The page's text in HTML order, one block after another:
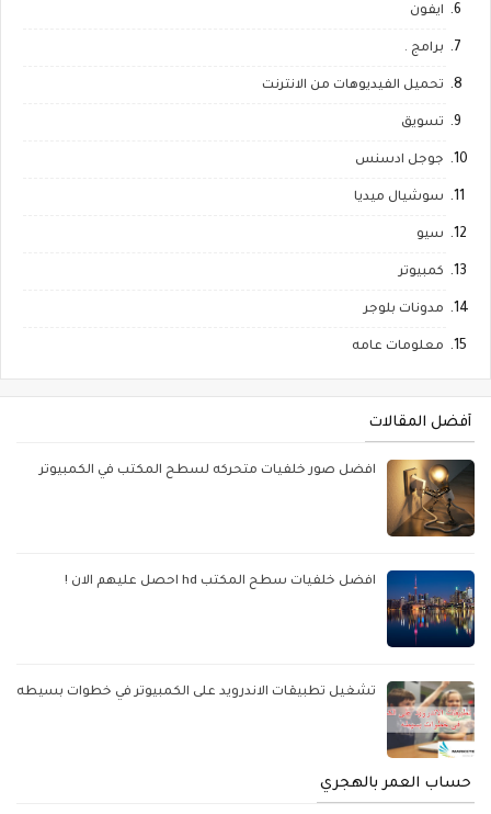
ايفون
برامج .
تحميل الفيديوهات من الانترنت
تسويق
جوجل ادسنس
سوشيال ميديا
سيو
كمبيوتر
مدونات بلوجر
معلومات عامه
أفضل المقالات
افضل صور خلفيات متحركه لسطح المكتب في الكمبيوتر
افضل خلفيات سطح المكتب hd احصل عليهم الان !
تشغيل تطبيقات الاندرويد على الكمبيوتر في خطوات بسيطه
حساب العمر بالهجري